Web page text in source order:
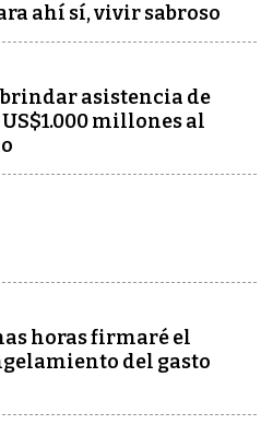
ahí sí, vivir sabroso
brindar asistencia de
millones al
horas firmaré el
del gasto